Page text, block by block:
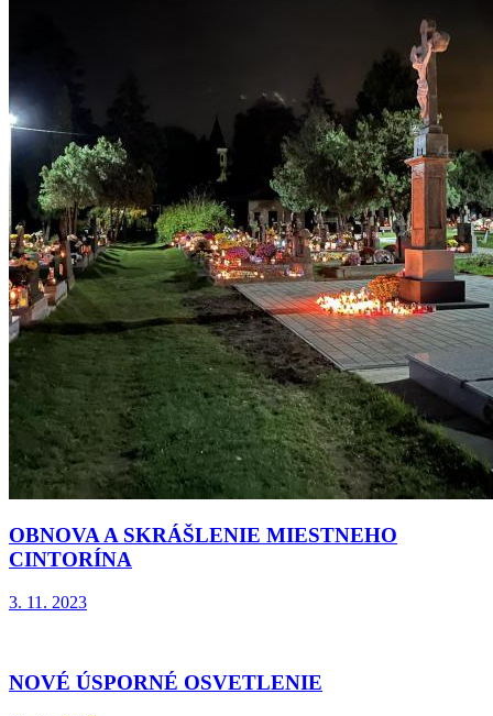
OBNOVA A SKRÁŠLENIE MIESTNEHO
CINTORÍNA
3. 11. 2023
NOVÉ ÚSPORNÉ OSVETLENIE